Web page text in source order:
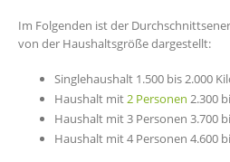
Im Folgenden ist der
von der Haushaltsgröße dargestellt:
Singlehaushalt 1.500 bis 2.000
Haushalt mit2 Personen 2.300
Haushalt mit 3 Personen 3.700
Haushalt mit 4 Personen 4.600